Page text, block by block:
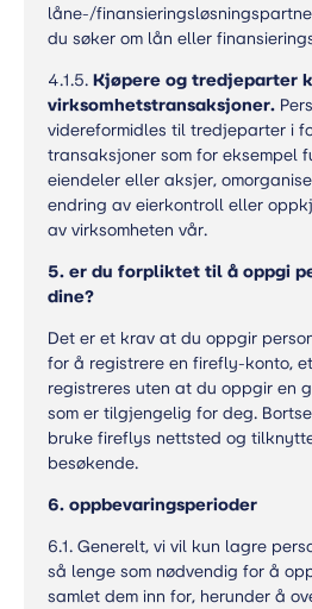
låne-/
du søker om lån eller
4.1.5. Kjøpere og tredjeparter
virksomhetstransaksjoner.
videreformidles til tredjeparter i
transaksjoner som for eksempel
eiendeler eller aksjer,
endring av eierkontroll eller
av virksomheten vår.
5. er du forpliktet til å oppgi
dine?
Det er et krav at du oppgir
for å registrere en firefly-konto,
registreres uten at du oppgir en
som er tilgjengelig for deg.
bruke fireflys nettsted og
besøkende.
6. oppbevaringsperioder
6.1. Generelt, vi vil kun lagre
så lenge som nødvendig for å
samlet dem inn for, herunder å